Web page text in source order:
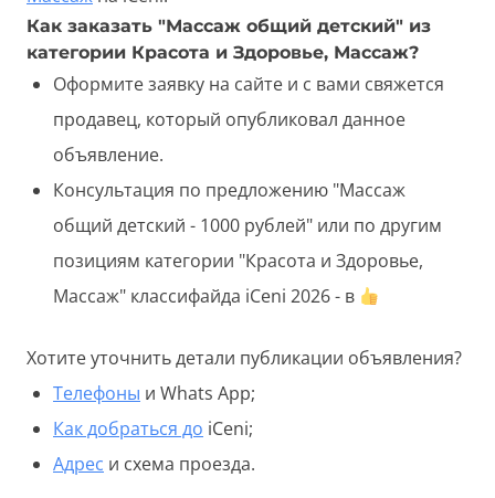
Как заказать "Массаж общий детский" из
категории Красота и Здоровье, Массаж?
Оформите заявку на сайте и с вами свяжется
продавец, который опубликовал данное
объявление.
Консультация по предложению "Массаж
общий детский - 1000 рублей" или по другим
позициям категории "Красота и Здоровье,
Массаж" классифайда iCeni 2026 - в
Хотите уточнить детали публикации объявления?
Телефоны и Whats App;
Как добраться до iCeni;
Адрес и схема проезда.